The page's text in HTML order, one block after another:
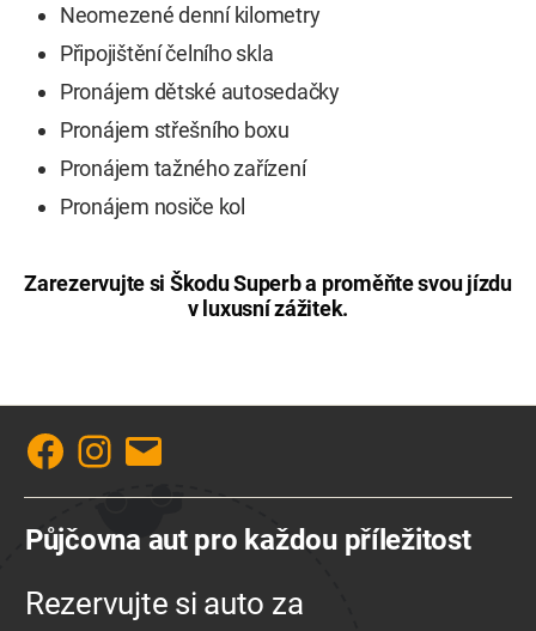
Neomezené denní kilometry
Připojištění čelního skla
Pronájem dětské autosedačky
Pronájem střešního boxu
Pronájem tažného zařízení
Pronájem nosiče kol
Zarezervujte si Škodu Superb a proměňte svou jízdu
v luxusní zážitek.
FacebookInstagram
E-
mail
Půjčovna aut pro každou příležitost
Rezervujte si auto za